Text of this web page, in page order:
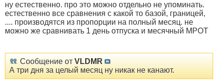
ну естественно. про это можно отдельно не упоминать.
естественно все сравнения с какой то базой, границей,
.... производятся из пропорции на полный месяц. не
можно же сравнивать 1 день отпуска и месячный МРОТ
Сообщение от VLDMR
А три дня за целый месяц ну никак не канают.